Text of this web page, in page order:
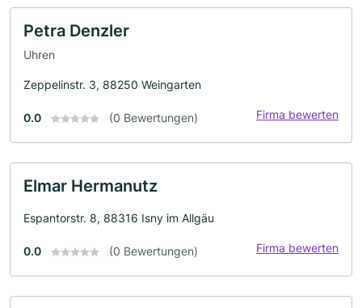
Petra Denzler
Uhren
Zeppelinstr. 3, 88250 Weingarten
0.0 (0 Bewertungen) Firma bewerten
Elmar Hermanutz
Espantorstr. 8, 88316 Isny im Allgäu
0.0 (0 Bewertungen) Firma bewerten